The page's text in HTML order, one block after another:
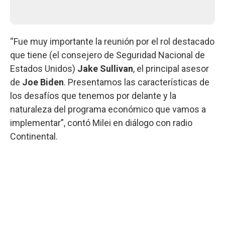
“Fue muy importante la reunión por el rol destacado
que tiene (el consejero de Seguridad Nacional de
Estados Unidos) Jake Sullivan, el principal asesor
de Joe Biden. Presentamos las características de
los desafíos que tenemos por delante y la
naturaleza del programa económico que vamos a
implementar”, contó Milei en diálogo con radio
Continental.